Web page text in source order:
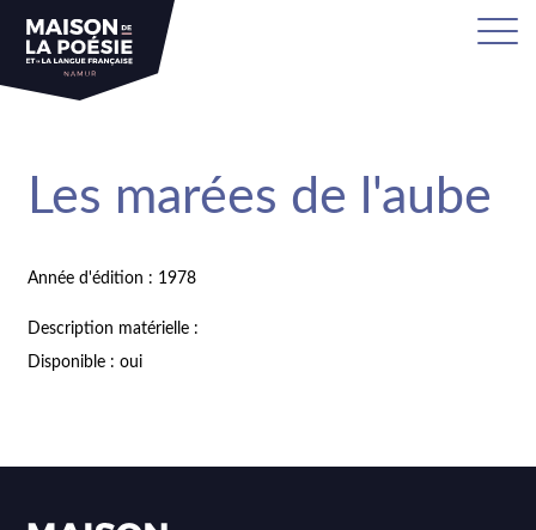
Les marées de l'aube
Année d'édition : 1978
Description matérielle :
Disponible : oui